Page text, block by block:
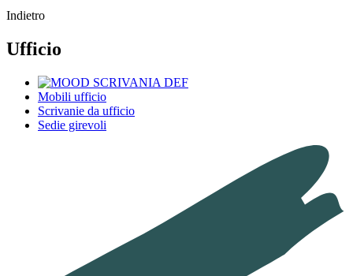
Indietro
Ufficio
Mobili ufficio
Scrivanie da ufficio
Sedie girevoli